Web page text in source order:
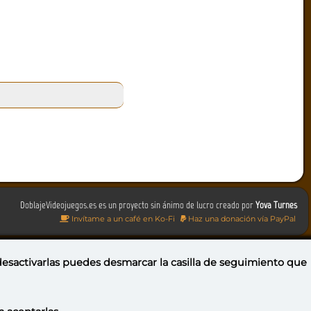
DoblajeVideojuegos.es es un proyecto sin ánimo de lucro creado porYova Turnes
Invítame a un café en Ko-Fi Haz una donación vía PayPal
puedesdesmarcar la casilla de seguimiento que